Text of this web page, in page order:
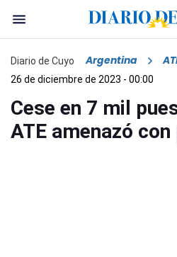
Diario de Cuyo Argentina
26 de diciembre de 2023 - 00:00
Cese en 7 mil
ATE amenazó con